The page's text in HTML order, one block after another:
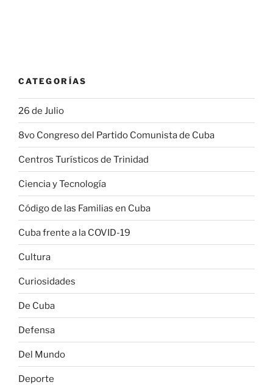
CATEGORÍAS
26 de Julio
8vo Congreso del Partido Comunista de Cuba
Centros Turísticos de Trinidad
Ciencia y Tecnología
Código de las Familias en Cuba
Cuba frente a la COVID-19
Cultura
Curiosidades
De Cuba
Defensa
Del Mundo
Deporte